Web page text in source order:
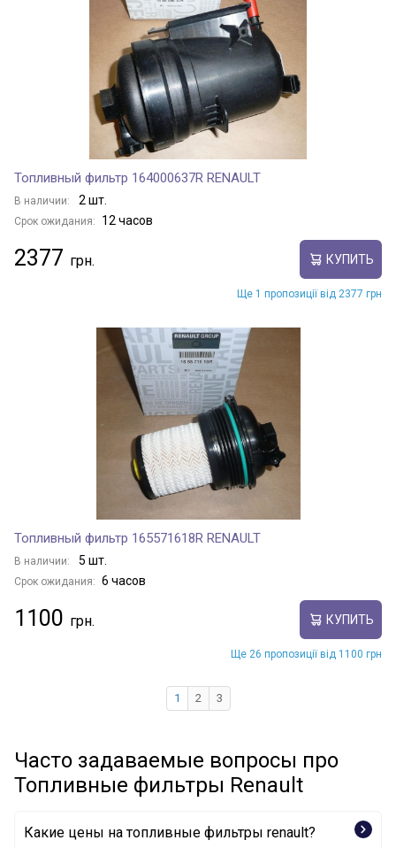
Топливный фильтр 164000637R RENAULT
В наличии: 2 шт.
Срок ожидания: 12 часов
2377 КУПИТЬ
Ще 1 пропозиції від 2377 грн
Топливный фильтр 165571618R RENAULT
В наличии: 5 шт.
Срок ожидания: 6 часов
1100 КУПИТЬ
Ще 26 пропозиції від 1100 грн
1 2 3
Часто задаваемые вопросы про
Топливные фильтры Renault
Какие цены на топливные фильтры renault?